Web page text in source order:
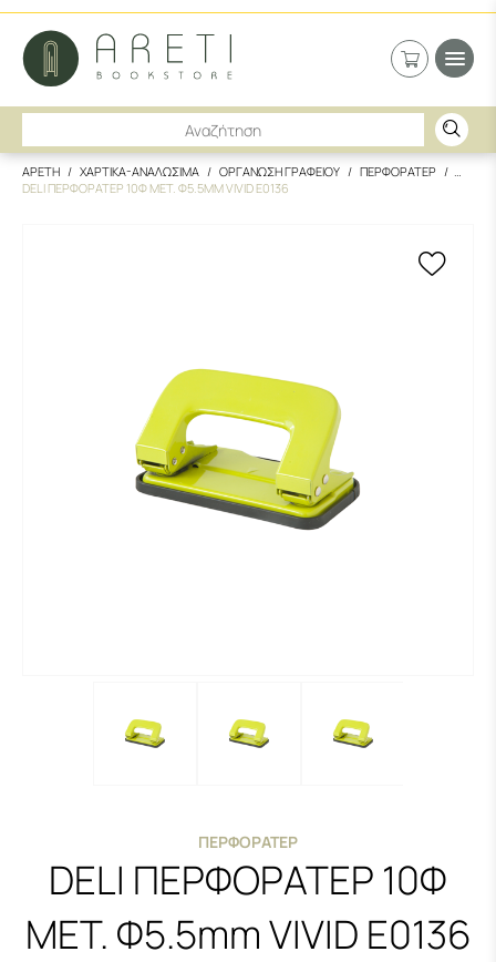
ΑΡΕΤΗ ΧΑΡΤΙΚΑ-ΑΝΑΛΩΣΙΜΑ ΟΡΓΑΝΩΣΗ ΓΡΑΦΕΙΟΥ
ΠΕΡΦΟΡΑΤΕΡ
DELI ΠΕΡΦΟΡΑΤΕΡ 10Φ ΜΕΤ. Φ5.5MM VIVID E0136
ΠΕΡΦΟΡΑΤΈΡ
DELI ΠΕΡΦΟΡΑΤΕΡ 10Φ
ΜΕΤ. Φ5.5mm VIVID E0136